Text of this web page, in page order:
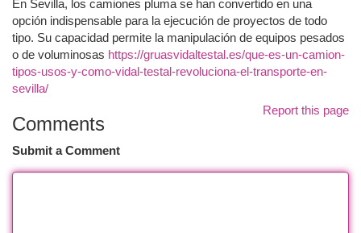
En Sevilla, los camiones pluma se han convertido en una
opción indispensable para la ejecución de proyectos de todo
tipo. Su capacidad permite la manipulación de equipos pesados
o de voluminosas https://gruasvidaltestal.es/que-es-un-camion-
tipos-usos-y-como-vidal-testal-revoluciona-el-transporte-en-
sevilla/
Report this page
Comments
Submit a Comment